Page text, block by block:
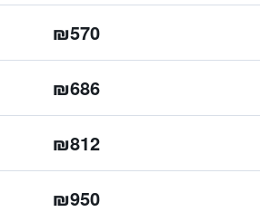
₪570
₪686
₪812
₪950